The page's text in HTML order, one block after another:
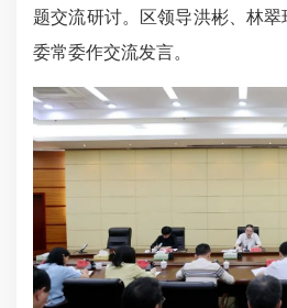
题交流研讨。区领导洪彬、林
委常委作交流发言。